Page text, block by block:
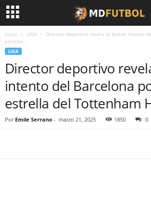
Inicio LIGA
Director deportivo revela el fallido intento
estrella...
LIGA
Director deportivo
intento del Barcelona
estrella del Tottenham
Por Emile Serrano - marzo 21, 2025 1850 0